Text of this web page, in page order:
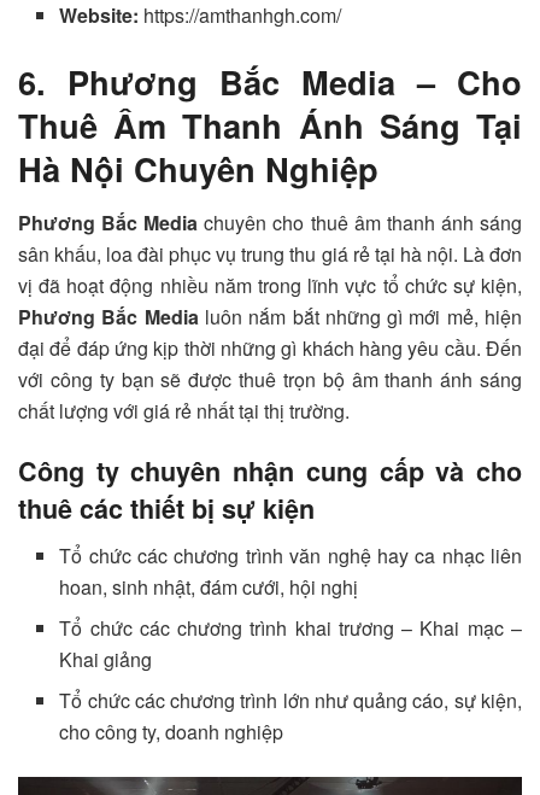
Website: https://amthanhgh.com/
6. Phương Bắc Media – Cho
Thuê Âm Thanh Ánh Sáng Tại
Hà Nội Chuyên Nghiệp
Phương Bắc Media chuyên cho thuê âm thanh ánh sáng
sân khấu, loa đài phục vụ trung thu giá rẻ tại hà nội. Là đơn
vị đã hoạt động nhiều năm trong lĩnh vực tổ chức sự kiện,
Phương Bắc Medialuôn nắm bắt những gì mới mẻ, hiện
đại để đáp ứng kịp thời những gì khách hàng yêu cầu. Đến
với công ty bạn sẽ được thuê trọn bộ âm thanh ánh sáng
chất lượng với giá rẻ nhất tại thị trường.
Công ty chuyên nhận cung cấp và cho
thuê các thiết bị sự kiện
Tổ chức các chương trình văn nghệ hay ca nhạc liên
hoan, sinh nhật, đám cưới, hội nghị
Tổ chức các chương trình khai trương – Khai mạc –
Khai giảng
Tổ chức các chương trình lớn như quảng cáo, sự kiện,
cho công ty, doanh nghiệp